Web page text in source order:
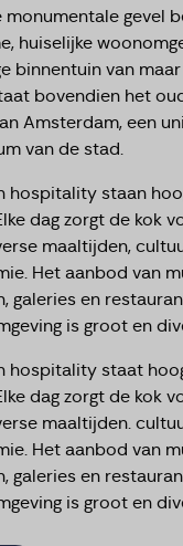
monumentale gevel
huiselijke
binnentuin van
bovendien het
Amsterdam, een
van de stad.
hospitality staan
dag zorgt de kok
maaltijden,
Het aanbod van
galeries en
is groot en
hospitality staat
dag zorgt de kok
maaltijden.
Het aanbod van
galeries en
is groot en